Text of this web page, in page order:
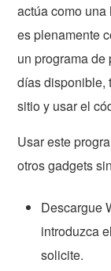
actúa como
es plenamente
un programa
días disponible,
sitio y usar el
Usar este
otros gadgets
Descargue
introduzca
solicite.